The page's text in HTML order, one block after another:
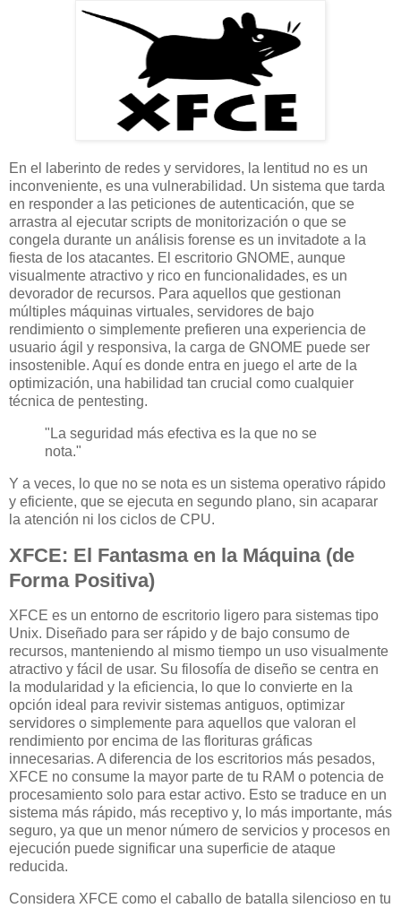
En el laberinto de redes y servidores, la lentitud no es un
inconveniente, es una vulnerabilidad. Un sistema que tarda
en responder a las peticiones de autenticación, que se
arrastra al ejecutar scripts de monitorización o que se
congela durante un análisis forense es un invitadote a la
fiesta de los atacantes. El escritorio GNOME, aunque
visualmente atractivo y rico en funcionalidades, es un
devorador de recursos. Para aquellos que gestionan
múltiples máquinas virtuales, servidores de bajo
rendimiento o simplemente prefieren una experiencia de
usuario ágil y responsiva, la carga de GNOME puede ser
insostenible. Aquí es donde entra en juego el arte de la
optimización, una habilidad tan crucial como cualquier
técnica de pentesting.
"La seguridad más efectiva es la que no se
nota."
Y a veces, lo que no se nota es un sistema operativo rápido
y eficiente, que se ejecuta en segundo plano, sin acaparar
la atención ni los ciclos de CPU.
XFCE: El Fantasma en la Máquina (de
Forma Positiva)
XFCE es un entorno de escritorio ligero para sistemas tipo
Unix. Diseñado para ser rápido y de bajo consumo de
recursos, manteniendo al mismo tiempo un uso visualmente
atractivo y fácil de usar. Su filosofía de diseño se centra en
la modularidad y la eficiencia, lo que lo convierte en la
opción ideal para revivir sistemas antiguos, optimizar
servidores o simplemente para aquellos que valoran el
rendimiento por encima de las florituras gráficas
innecesarias. A diferencia de los escritorios más pesados,
XFCE no consume la mayor parte de tu RAM o potencia de
procesamiento solo para estar activo. Esto se traduce en un
sistema más rápido, más receptivo y, lo más importante, más
seguro, ya que un menor número de servicios y procesos en
ejecución puede significar una superficie de ataque
reducida.
Considera XFCE como el caballo de batalla silencioso en tu